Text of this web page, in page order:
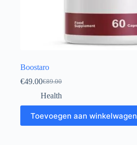
Boostaro
€89.00
Oorspronkelijke
prijs
was:
€89.00.
€49.00Huidige
prijs
is:
€49.00.
Health
Toevoegen aan winkelwagen